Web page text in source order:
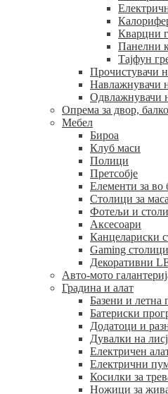
Кварцни
Панелни
Тајфун
Прочистувачи
Навлажнувачи
Одвлажнувачи
Опрема за двор,
Мебел
Бироа
Клуб маси
Полици
Претсобје
Елементи за во
Столици за
Фотељи и
Аксесоари
Канцелариски
Gaming столици
Декоративни
Авто-мото
Градина и алат
Базени и летна
Батериски
Додатоци и
Дувалки на
Електричен
Електрични
Косилки за
Ножици за